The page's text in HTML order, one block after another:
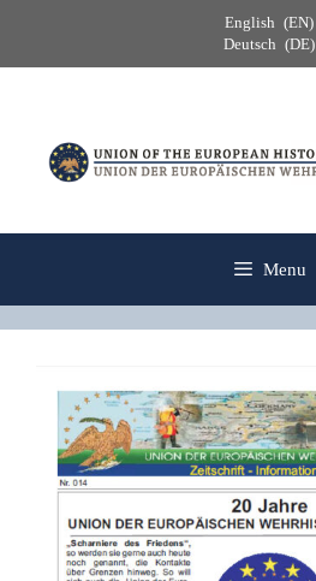
content
English
EN
Deutsch
DE
Menu